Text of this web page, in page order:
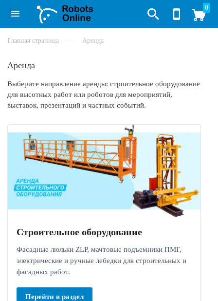
0
Главная страница Аренда
Аренда
Выберите направление аренды: строительное оборудование
для высотных работ или роботов для мероприятий,
выставок, презентаций и частных событий.
Строительное оборудование
Фасадные люльки ZLP, мачтовые подъемники ПМГ,
электрические и ручные лебедки для строительных и
фасадных работ.
Перейти в раздел